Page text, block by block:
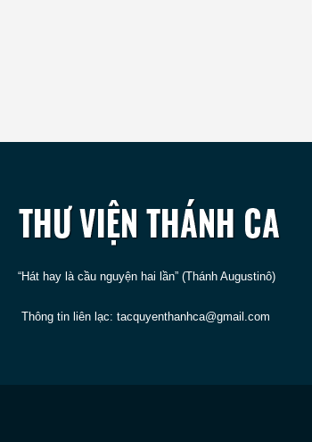
“Hát hay là cầu nguyện hai lần” (Thánh Augustinô)
Thông tin liên lạc: tacquyenthanhca@gmail.com